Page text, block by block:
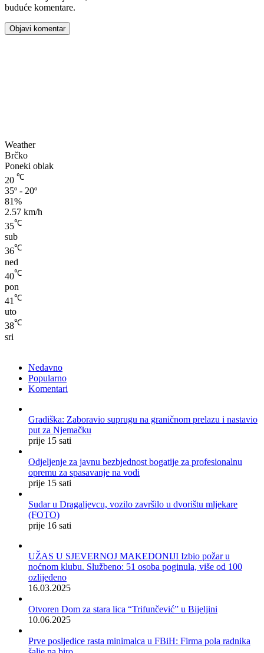
buduće komentare.
Weather
Brčko
Poneki oblak
20 ℃
35º - 20º
81%
2.57 km/h
35℃
sub
36℃
ned
40℃
pon
41 ℃
uto
38℃
sri
Nedavno
Popularno
Komentari
Gradiška: Zaboravio suprugu na graničnom prelazu i nastavio
put za Njemačku
prije 15 sati
Odjeljenje za javnu bezbjednost bogatije za profesionalnu
opremu za spasavanje na vodi
prije 15 sati
Sudar u Dragaljevcu, vozilo završilo u dvorištu mljekare
(FOTO)
prije 16 sati
UŽAS U SJEVERNOJ MAKEDONIJI Izbio požar u
noćnom klubu. Službeno: 51 osoba poginula, više od 100
ozlijeđeno
16.03.2025
Otvoren Dom za stara lica “Trifunčević” u Bijeljini
10.06.2025
Prve posljedice rasta minimalca u FBiH: Firma pola radnika